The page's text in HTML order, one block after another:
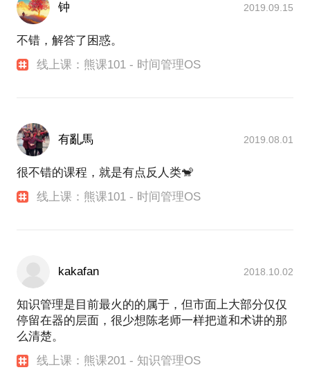
钟 2019.09.15
不错，解答了困惑。
线上课：熊课101 - 时间管理OS
有亂馬 2019.08.01
很不错的课程，就是有点反人类🐒
线上课：熊课101 - 时间管理OS
kakafan 2018.10.02
知识管理是目前最火的的属于，但市面上大部分仅仅
停留在器的层面，很少想陈老师一样把道和术讲的那
么清楚。
线上课：熊课201 - 知识管理OS